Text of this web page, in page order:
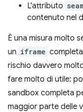
L'attributo
contenuto nel
È una misura molto
un iframe
rischio davvero
fare molto di utile:
sandbox completa
maggior parte delle